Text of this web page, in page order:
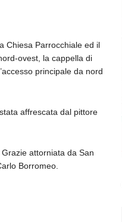
Chiesa Parrocchiale ed il
ovest, la cappella di
principale da nord
affrescata dal pittore
attorniata da San
Borromeo.